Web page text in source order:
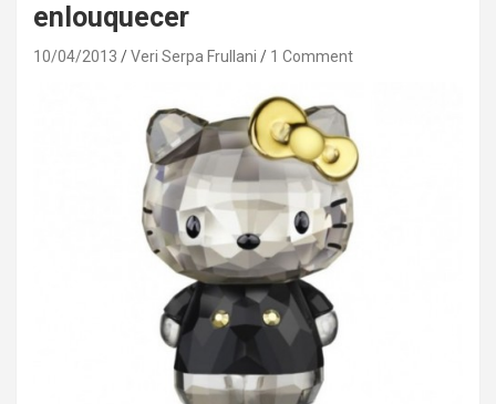
enlouquecer
10/04/2013 Veri Serpa Frullani 1 Comment